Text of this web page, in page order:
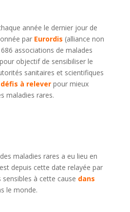
année le dernier jour de
par Eurordis (alliance non
associations de malades
objectif de sensibiliser le
sanitaires et scientifiques
à relever pour mieux
maladies rares.
maladies rares a eu lieu en
depuis cette date relayée par
à cette cause dans
le monde.